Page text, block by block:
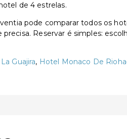
de 4 estrelas.
pode comparar todos os
Reservar é simples:
Guajira, Hotel Monaco De